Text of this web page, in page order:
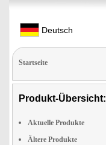
Deutsch
Startseite
Produkt-Übersicht:
Aktuelle Produkte
Ältere Produkte